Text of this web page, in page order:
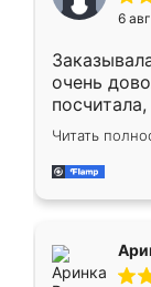
6
очень
Замерщик
делу со
за день,
Читать